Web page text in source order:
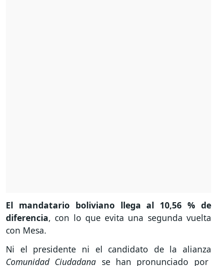
El mandatario boliviano llega al 10,56 % de
diferencia, con lo que evita una segunda vuelta
con Mesa.
Ni el presidente ni el candidato de la alianza
Comunidad Ciudadana se han pronunciado por